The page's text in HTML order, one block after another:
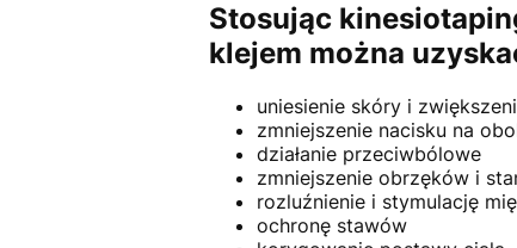
Stosując
klejem można
uniesienie skóry i
zmniejszenie nacisku na
działanie przeciwbólowe
zmniejszenie obrzęków i
rozluźnienie i stymulację
ochronę stawów